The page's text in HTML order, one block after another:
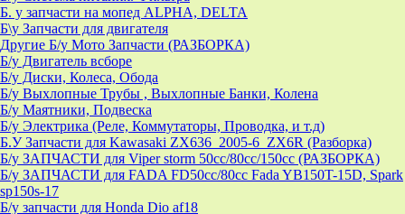
Б. у запчасти на мопед ALPHA, DELTA
Б\у Запчасти для двигателя
Другие Б/у Мото Запчасти (РАЗБОРКА)
Б/у Двигатель всборе
Б/у Диски, Колеса, Обода
Б/у Выхлопные Трубы , Выхлопные Банки, Колена
Б/у Маятники, Подвеска
Б/у Электрика (Реле, Коммутаторы, Проводка, и т.д)
Б.У Запчасти для Kawasaki ZX636_2005-6_ZX6R (Разборка)
Б/у ЗАПЧАСТИ для Viper storm 50cc/80cc/150cc (РАЗБОРКА)
Б/у ЗАПЧАСТИ для FADA FD50cc/80cc Fada YB150T-15D, Spark
sp150s-17
Б/у запчасти для Honda Dio af18